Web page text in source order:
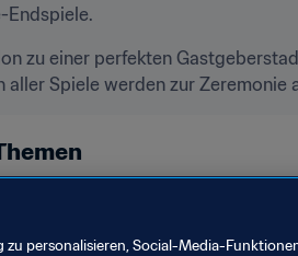
Endspiele.
zu einer perfekten
aller Spiele werden zur
personalisieren, Social-Media-